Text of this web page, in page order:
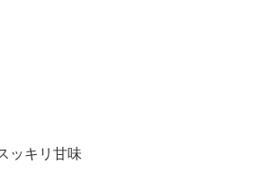
ッキリ 甘味